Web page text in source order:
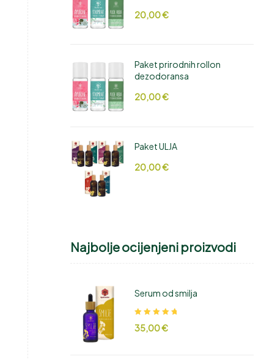
20,00€
Paket prirodnih rollon
dezodoransa
20,00€
Paket ULJA
20,00€
Najbolje ocijenjeni proizvodi
Serum od smilja
5.00od 5
35,00€